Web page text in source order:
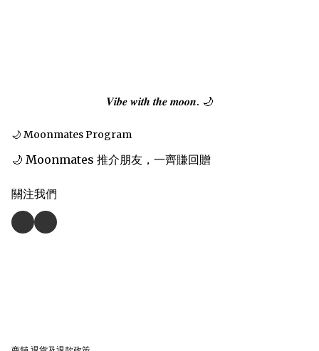
𝑽𝒊𝒃𝒆 𝒘𝒊𝒕𝒉 𝒕𝒉𝒆 𝒎𝒐𝒐𝒏. 🌙
🌙 Moonmates Program
🌙 Moonmates 推介朋友，一齊賺回贈
關注我們